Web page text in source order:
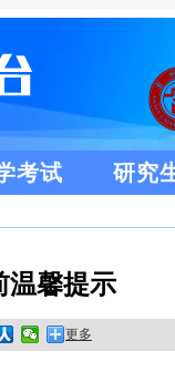
考试 研究
温馨提示
更多